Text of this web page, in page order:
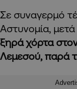
Σε συναγερμό
Αστυνομία,
ξηρά χόρτα
Λεμεσού, παρά